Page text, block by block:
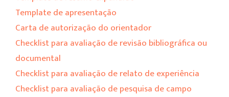
Template de apresentação
Carta de autorização do orientador
Checklist para avaliação de revisão bibliográfica ou
documental
Checklist para avaliação de relato de experiência
Checklist para avaliação de pesquisa de campo